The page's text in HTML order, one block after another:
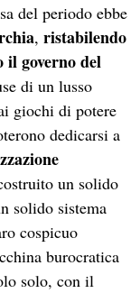
del periodo ebbe
,ristabilendo
il governo del
di un lusso
giochi di potere
dedicarsi a
un solido
solido sistema
cospicuo
burocratica
solo, con il